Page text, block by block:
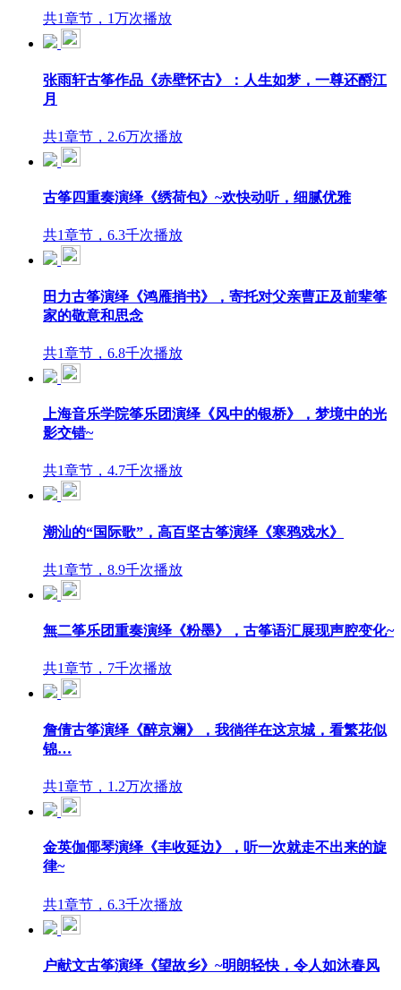
共1章节，1万次播放
张雨轩古筝作品《赤壁怀古》：人生如梦，一尊还酹江
月
共1章节，2.6万次播放
古筝四重奏演绎《绣荷包》~欢快动听，细腻优雅
共1章节，6.3千次播放
田力古筝演绎《鸿雁捎书》，寄托对父亲曹正及前辈筝
家的敬意和思念
共1章节，6.8千次播放
上海音乐学院筝乐团演绎《风中的银桥》，梦境中的光
影交错~
共1章节，4.7千次播放
潮汕的“国际歌”，高百坚古筝演绎《寒鸦戏水》
共1章节，8.9千次播放
無二筝乐团重奏演绎《粉墨》，古筝语汇展现声腔变化~
共1章节，7千次播放
詹倩古筝演绎《醉京斓》，我徜徉在这京城，看繁花似
锦…
共1章节，1.2万次播放
金英伽倻琴演绎《丰收延边》，听一次就走不出来的旋
律~
共1章节，6.3千次播放
户献文古筝演绎《望故乡》~明朗轻快，令人如沐春风